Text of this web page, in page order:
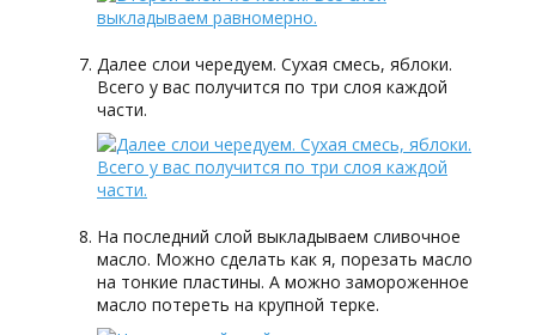
Далее слои чередуем. Сухая смесь, яблоки.
Всего у вас получится по три слоя каждой
части.
На последний слой выкладываем сливочное
масло. Можно сделать как я, порезать масло
на тонкие пластины. А можно замороженное
масло потереть на крупной терке.